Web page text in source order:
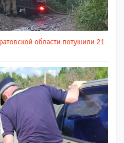
области потушили 21